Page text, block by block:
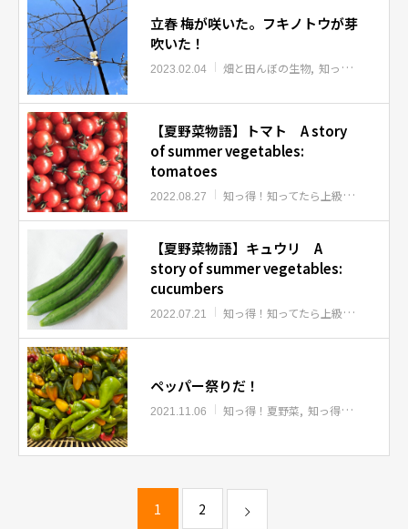
立春 梅が咲いた。フキノトウが芽
吹いた！
2023.02.04 畑と田んぼの生物 知っ得！夏野菜
【夏野菜物語】トマト A story
of summer vegetables:
tomatoes
2022.08.27 知っ得！知ってたら上級者
【夏野菜物語】キュウリ A
story of summer vegetables:
cucumbers
2022.07.21 知っ得！知ってたら上級者
ペッパー祭りだ！
2021.11.06 知っ得！夏野菜 知っ得！秋野菜
1 2